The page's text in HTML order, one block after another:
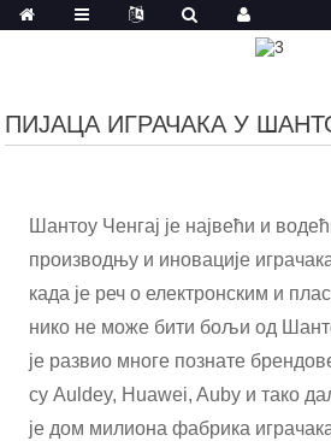
ПИЈАЦА ИГРАЧАКА У
Шантоу Ченгај је највећи и
производњу и иновације
када је реч о електронским и
нико не може бити бољи од
је развио многе познате
су Auldey, Huawei, Auby и тако
је дом милиона фабрика